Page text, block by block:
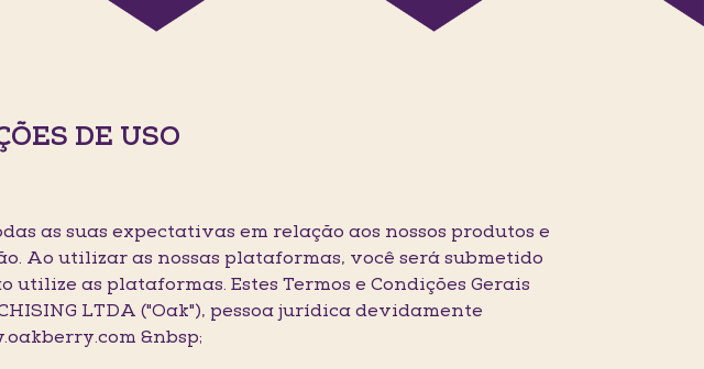
DE USO
as suas expectativas em relação aos nossos produtos e
Ao utilizar as nossas plataformas, você será submetido
as plataformas. Estes Termos e Condições Gerais
LTDA ("Oak"), pessoa jurídica devidamente
&nbsp;